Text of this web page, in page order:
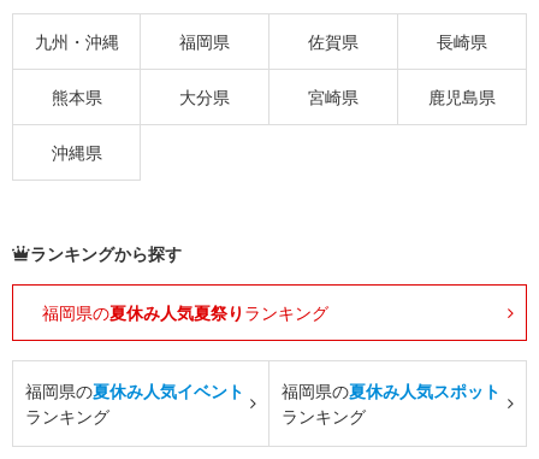
九州・沖縄 福岡県 佐賀県 長崎県
熊本県 大分県 宮崎県 鹿児島県
沖縄県
ランキングから探す
福岡県の夏休み人気夏祭り ランキング
福岡県の夏休み人気イベント
ランキング
福岡県の夏休み人気スポット
ランキング